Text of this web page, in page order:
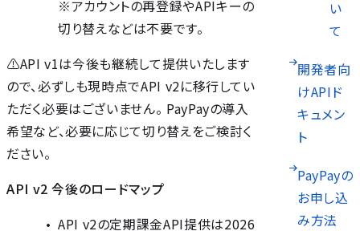
い
て
開発者向
けAPIド
キュメン
ト
PayPayの
お申し込
み方法
※アカウントの再登録やAPIキーの
切り替えなどは不要です。
⚠️API v1は今後も継続して提供いたします
ので、必ずしも現時点でAPI v2に移行してい
ただく必要はございません。 PayPayの導入
希望など、必要に応じて切り替えをご検討く
ださい。
API v2 今後のロードマップ
API v2の定期課金API提供は2026